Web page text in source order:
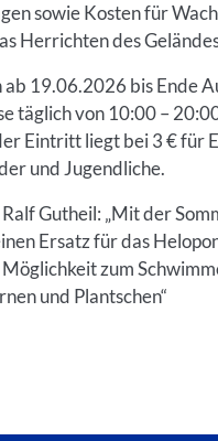
sowie Kosten für
Herrichten des
ab 19.06.2026 bis Ende
täglich von 10:00 –
Eintritt liegt bei 3 € für
und Jugendliche.
Gutheil: „Mit der
Ersatz für das
zum
und Plantschen“